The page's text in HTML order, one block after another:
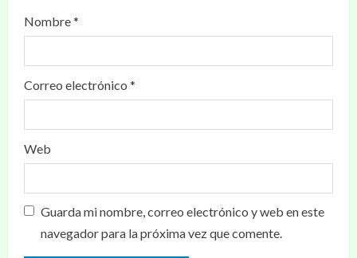
Nombre*
Correo electrónico *
Web
Guarda mi nombre, correo electrónico y web en este
navegador para la próxima vez que comente.